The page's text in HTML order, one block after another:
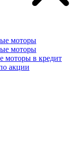
моторы
моторы
моторы в кредит
акции